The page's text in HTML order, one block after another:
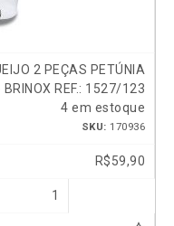
2 PEÇAS PETÚNIA
BRINOX REF.: 1527/123
4 em estoque
SKU: 170936
R$59,90
1